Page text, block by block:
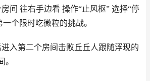
间 往右手边看 操作“止风枢” 选择“停
个限时吃微粒的挑战。
入第二个房间击败丘丘人跟随浮现的
。